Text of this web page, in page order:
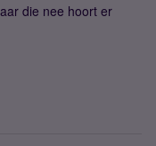
die nee hoort er